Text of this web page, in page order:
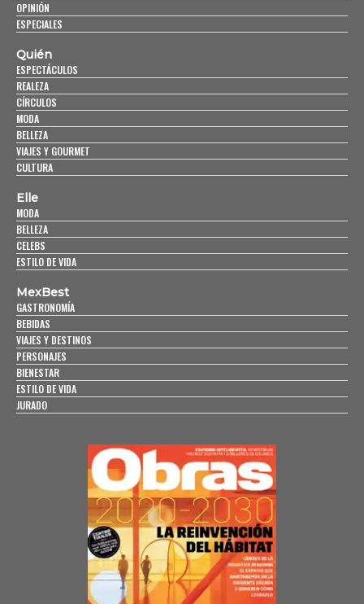
OPINIÓN
ESPECIALES
Quién
ESPECTÁCULOS
REALEZA
CÍRCULOS
MODA
BELLEZA
VIAJES Y GOURMET
CULTURA
Elle
MODA
BELLEZA
CELEBS
ESTILO DE VIDA
MexBest
GASTRONOMÍA
BEBIDAS
VIAJES Y DESTINOS
PERSONAJES
BIENESTAR
ESTILO DE VIDA
JURADO